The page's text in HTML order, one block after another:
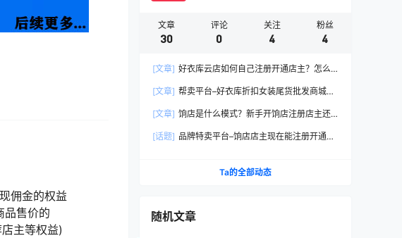
佣金的权益
品售价的
主等权益)
文章
30
评论
0
关注
4
粉丝
4
[文章] 好衣库云店如何自己注册开通店主？怎么
[文章] 帮卖平台–好衣库折扣女装尾货批发商城怎
[文章] 饷店是什么模式？新手开饷店注册店主还
[话题] 品牌特卖平台–饷店店主现在能注册开通
Ta的全部动态
随机文章